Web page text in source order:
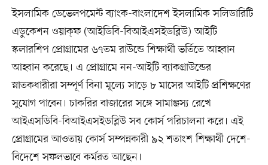
ইসলামিক ডেভেলপমেন্ট ব্যাংক-বাংলাদেশ ইসলামিক সলিডারিটি
এডুকেশন ওয়াক্ফ (আইডিবি-বিআইএসইডব্লিউ) আইটি
স্কলারশিপ প্রোগ্রামের ৬৭তম রাউন্ডে শিক্ষার্থী ভর্তিতে আহ্বান
আহ্বান করেছে। এ প্রোগ্রামে নন-আইটি ব্যাকগ্রাউন্ডের
স্নাতকধারীরা সম্পূর্ণ বিনা মূল্যে সাড়ে ৮ মাসের আইটি প্রশিক্ষণের
সুযোগ পাবেন। চাকরির বাজারের সঙ্গে সামাঞ্জস্য রেখে
আইএসডিবি-বিআইএসইডব্লিউ সব কোর্স পরিচালনা করে। এই
প্রোগ্রামের আওতায় কোর্স সম্পন্নকারী ৯২ শতাংশ শিক্ষার্থী দেশে-
বিদেশে সফলভাবে কর্মরত আছেন।